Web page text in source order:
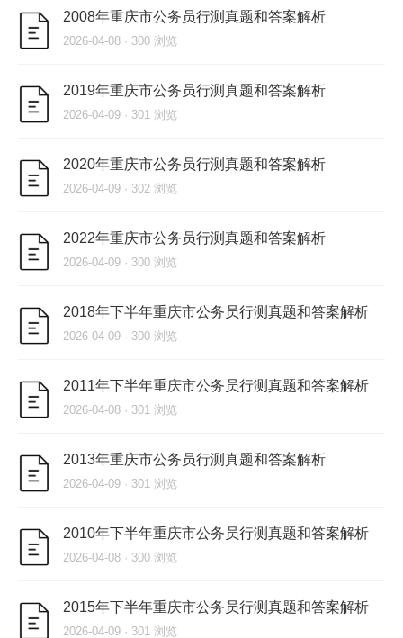
2008年重庆市公务员行测真题和答案解析
2026-04-08 · 300 浏览
2019年重庆市公务员行测真题和答案解析
2026-04-09 · 301 浏览
2020年重庆市公务员行测真题和答案解析
2026-04-09 · 302 浏览
2022年重庆市公务员行测真题和答案解析
2026-04-09 · 300 浏览
2018年下半年重庆市公务员行测真题和答案解析
2026-04-09 · 300 浏览
2011年下半年重庆市公务员行测真题和答案解析
2026-04-08 · 301 浏览
2013年重庆市公务员行测真题和答案解析
2026-04-09 · 301 浏览
2010年下半年重庆市公务员行测真题和答案解析
2026-04-08 · 300 浏览
2015年下半年重庆市公务员行测真题和答案解析
2026-04-09 · 301 浏览